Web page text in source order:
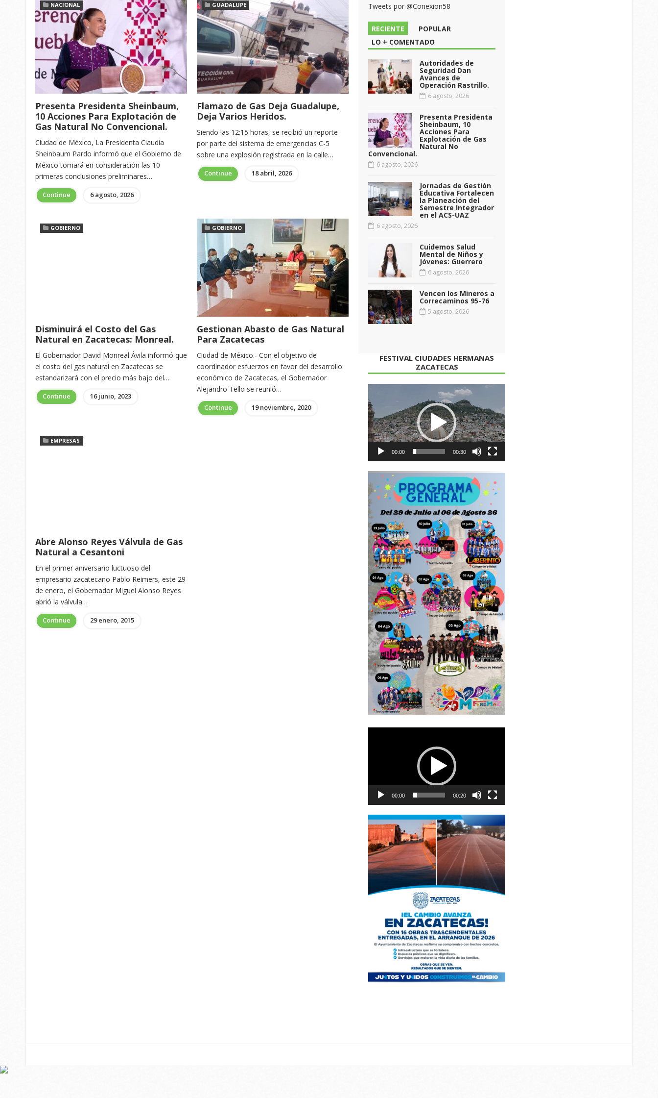
NACIONAL
Presenta Presidenta Sheinbaum,
10 Acciones Para Explotación de
Gas Natural No Convencional.
Ciudad de México, La Presidenta Claudia
Sheinbaum Pardo informó que el Gobierno de
México tomará en consideración las 10
primeras conclusiones preliminares…
Continue 6 agosto, 2026
GUADALUPE
Flamazo de Gas Deja Guadalupe,
Deja Varios Heridos.
Siendo las 12:15 horas, se recibió un reporte
por parte del sistema de emergencias C-5
sobre una explosión registrada en la calle…
Continue 18 abril, 2026
GOBIERNO
Disminuirá el Costo del Gas
Natural en Zacatecas: Monreal.
El Gobernador David Monreal Ávila informó que
el costo del gas natural en Zacatecas se
estandarizará con el precio más bajo del…
Continue 16 junio, 2023
GOBIERNO
Gestionan Abasto de Gas Natural
Para Zacatecas
Ciudad de México.- Con el objetivo de
coordinador esfuerzos en favor del desarrollo
económico de Zacatecas, el Gobernador
Alejandro Tello se reunió…
Continue 19 noviembre, 2020
EMPRESAS
Abre Alonso Reyes Válvula de Gas
Natural a Cesantoni
En el primer aniversario luctuoso del
empresario zacatecano Pablo Reimers, este 29
de enero, el Gobernador Miguel Alonso Reyes
abrió la válvula…
Continue 29 enero, 2015
Tweets por @Conexion58
RECIENTE
POPULAR
LO + COMENTADO
Autoridades de
Seguridad Dan
Avances de
Operación Rastrillo.
6 agosto, 2026
Presenta Presidenta
Sheinbaum, 10
Acciones Para
Explotación de Gas
Natural No
Convencional.
6 agosto, 2026
Jornadas de Gestión
Educativa Fortalecen
la Planeación del
Semestre Integrador
en el ACS-UAZ
6 agosto, 2026
Cuidemos Salud
Mental de Niños y
Jóvenes: Guerrero
6 agosto, 2026
Vencen los Mineros a
Correcaminos 95-76
5 agosto, 2026
FESTIVAL CIUDADES HERMANAS
ZACATECAS
de
vídeo
00:00 00:30
00:00 00:20